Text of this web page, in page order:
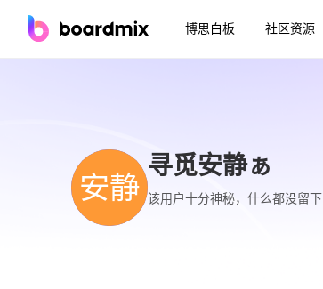
博思白板 社区资源
安静
寻觅安静ぁ
该用户十分神秘，什么都没留下